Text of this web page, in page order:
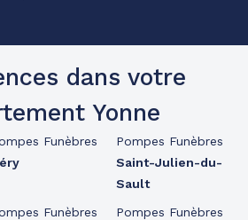
dans votre
Yonne
Funèbres
Funèbres
Pompes Funèbres
Saint-Julien-du-
Sault
Pompes Funèbres